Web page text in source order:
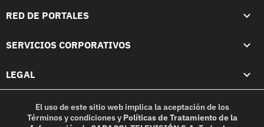
RED DE PORTALES
SERVICIOS CORPORATIVOS
LEGAL
El uso de este sitio web implica la aceptación de los
Términos y condicionesy Políticas de Tratamiento de la